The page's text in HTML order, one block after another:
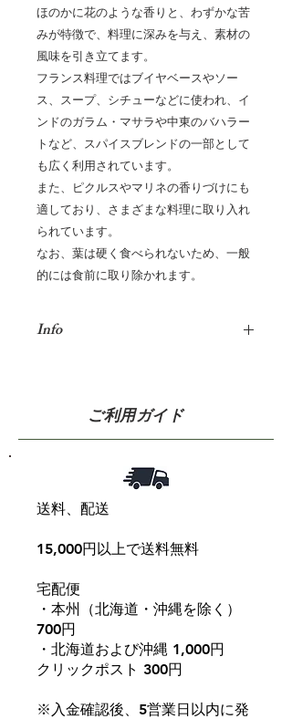
ほのかに花のような香りと、わずかな苦
みが特徴で、料理に深みを与え、素材の
風味を引き立てます。
フランス料理ではブイヤベースやソー
ス、スープ、シチューなどに使われ、イ
ンドのガラム・マサラや中東のバハラー
トなど、スパイスブレンドの一部として
も広く利用されています。
また、ピクルスやマリネの香りづけにも
適しており、さまざまな料理に取り入れ
られています。
なお、葉は硬く食べられないため、一般
的には食前に取り除かれます。
Info
科名 クスノキ科
使用部位葉
ご利用ガイド
送料、配送
15,000円以上で送料無料
宅配便
・本州（北海道・沖縄を除く）
700円
・北海道および沖縄 1,000円
クリックポスト 300円
※入金確認後、5営業日以内に発